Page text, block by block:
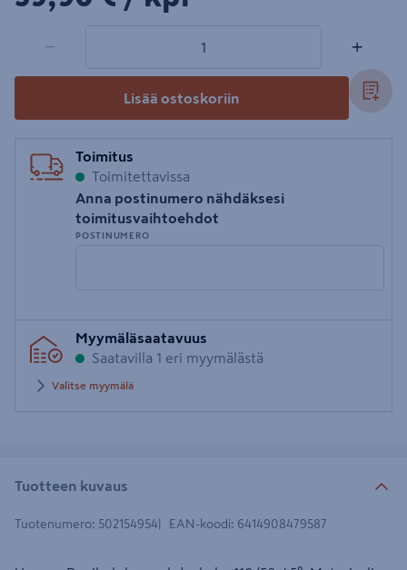
− +
Lisää ostoskoriin
Toimitus
Toimitettavissa
Anna postinumero nähdäksesi
toimitusvaihtoehdot
POSTINUMERO
postinumero
Myymäläsaatavuus
Saatavilla 1 eri myymälästä
Valitse myymälä
Tuotteen kuvaus
Tuotenumero: 502154954 EAN-koodi: 6414908479587